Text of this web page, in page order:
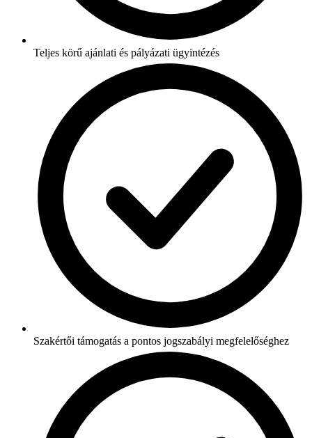
Teljes körű ajánlati és pályázati ügyintézés
Szakértői támogatás a pontos jogszabályi megfelelőséghez